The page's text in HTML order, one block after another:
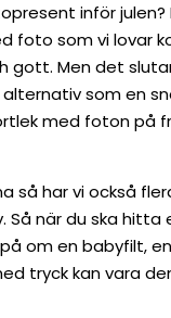
inför julen?
foto som vi lovar
gott. Men det
alternativ som en
med foton på
så har vi också
Så när du ska hitta
om en babyfilt,
tryck kan vara